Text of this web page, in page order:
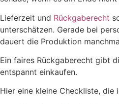
Lieferzeit und Rückgaberecht
unterschätzen. Gerade bei
dauert die Produktion
Ein faires Rückgaberecht gibt
entspannt einkaufen.
Hier eine kleine Checkliste, die